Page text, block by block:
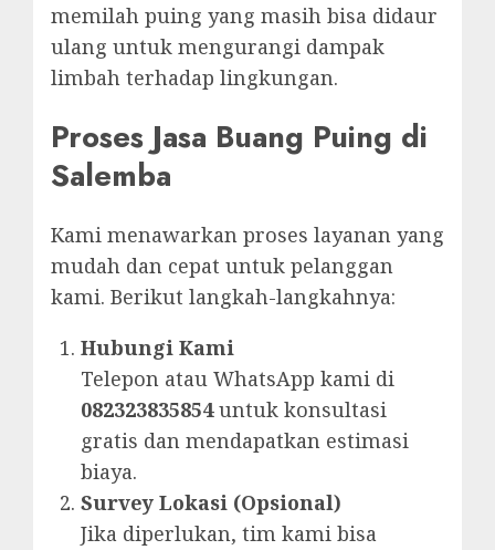
memilah puing yang masih bisa didaur
ulang untuk mengurangi dampak
limbah terhadap lingkungan.
Proses Jasa Buang Puing di
Salemba
Kami menawarkan proses layanan yang
mudah dan cepat untuk pelanggan
kami. Berikut langkah-langkahnya:
Hubungi Kami
Telepon atau WhatsApp kami di
082323835854untuk konsultasi
gratis dan mendapatkan estimasi
biaya.
Survey Lokasi (Opsional)
Jika diperlukan, tim kami bisa